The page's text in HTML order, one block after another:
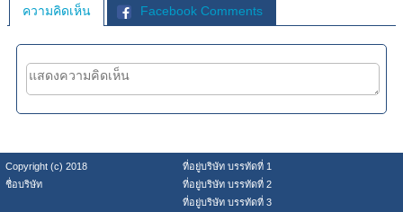
ความคิดเห็น Facebook Comments
Copyright (c) 2018
ที่อยู่บริษัท บรรทัดที่ 1
ชื่อบริษัท
ที่อยู่บริษัท บรรทัดที่ 2
ที่อยู่บริษัท บรรทัดที่ 3